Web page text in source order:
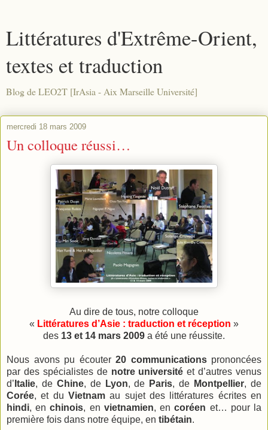
Littératures d'Extrême-Orient,
textes et traduction
Blog de LEO2T [IrAsia - Aix Marseille Université]
mercredi 18 mars 2009
Un colloque réussi…
Au dire de tous, notre colloque
« Littératures d’Asie : traduction et réception »
des 13 et 14 mars 2009 a été une réussite.
Nous avons pu écouter 20 communications prononcées
par des spécialistes de notre université et d’autres venus
d’ Italie, de Chine, de Lyon, de Paris, de Montpellier, de
Corée, et du Vietnam au sujet des littératures écrites en
hindi, enchinois, en vietnamien, encoréen et… pour la
première fois dans notre équipe, en tibétain.